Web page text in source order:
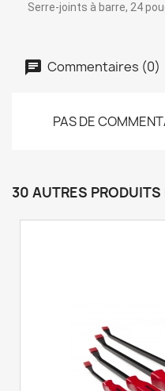
Serre-joints à barre, 24
Commentaires (0)
PAS DE
30 AUTRES